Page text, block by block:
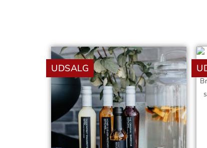
UDSALG
Den
oprindelige
pris
var:
90,00 kr..
Den
aktuelle
pris
er:
35,00 kr..